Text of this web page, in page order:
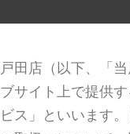
田店（以下、「
サイト上で提供
ス」といいます。